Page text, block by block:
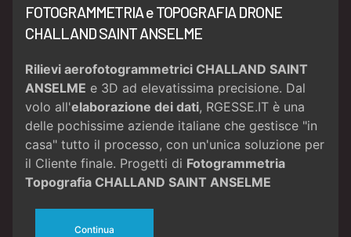
FOTOGRAMMETRIA e TOPOGRAFIA DRONE
CHALLAND SAINT ANSELME
Rilievi aerofotogrammetrici CHALLAND SAINT
ANSELME e 3D ad elevatissima precisione. Dal
volo all'elaborazione dei dati, RGESSE.IT è una
delle pochissime aziende italiane che gestisce "in
casa" tutto il processo, con un'unica soluzione per
il Cliente finale. Progetti di Fotogrammetria
Topografia CHALLAND SAINT ANSELME
Continua